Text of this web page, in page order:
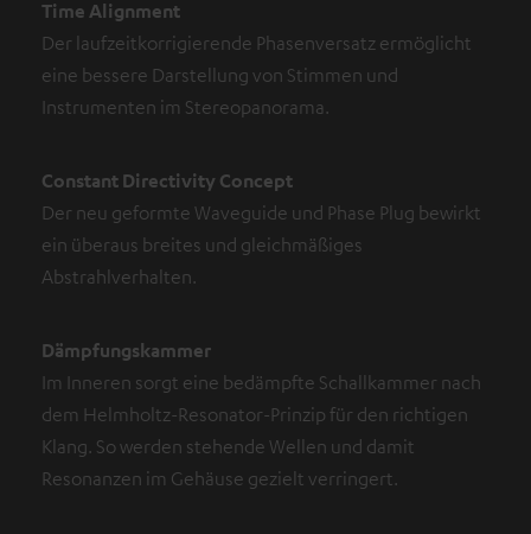
Time Alignment
Der laufzeitkorrigierende Phasenversatz ermöglicht
eine bessere Darstellung von Stimmen und
Instrumenten im Stereopanorama.
Constant Directivity Concept
Der neu geformte Waveguide und Phase Plug bewirkt
ein überaus breites und gleichmäßiges
Abstrahlverhalten.
Dämpfungskammer
Im Inneren sorgt eine bedämpfte Schallkammer nach
dem Helmholtz-Resonator-Prinzip für den richtigen
Klang. So werden stehende Wellen und damit
Resonanzen im Gehäuse gezielt verringert.